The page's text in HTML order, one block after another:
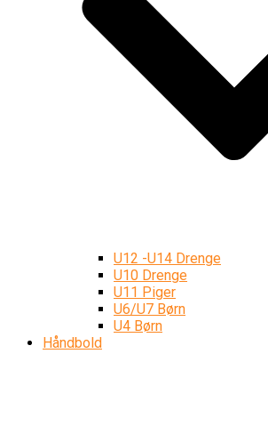
U12 -U14 Drenge
U10 Drenge
U11 Piger
U6/U7 Børn
U4 Børn
Håndbold